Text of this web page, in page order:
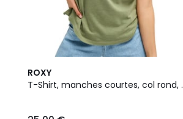
ROXY
T-Shirt, manches courtes, col rond, .
4
Couleurs